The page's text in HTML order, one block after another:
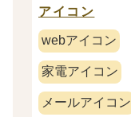
アイコン
webアイコン
家電アイコン
メールアイコン